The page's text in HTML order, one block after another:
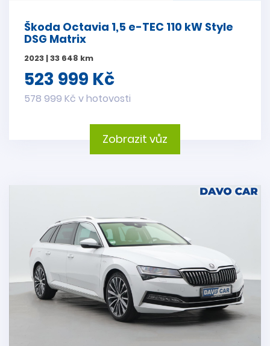
Škoda Octavia 1,5 e-TEC 110 kW Style
DSG Matrix
2023 | 33 648 km
523 999 Kč
578 999 Kč v hotovosti
Zobrazit vůz